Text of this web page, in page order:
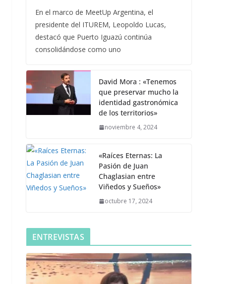
En el marco de MeetUp Argentina, el
presidente del ITUREM, Leopoldo Lucas,
destacó que Puerto Iguazú continúa
consolidándose como uno
David Mora : «Tenemos
que preservar mucho la
identidad gastronómica
de los territorios»
noviembre 4, 2024
«Raíces Eternas: La
Pasión de Juan
Chaglasian entre
Viñedos y Sueños»
octubre 17, 2024
ENTREVISTAS